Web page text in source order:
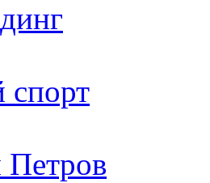
спорт
Петров